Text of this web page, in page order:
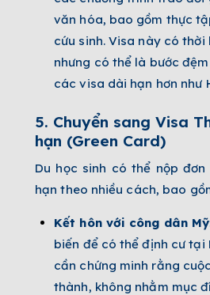
văn hóa, bao gồm thực
cứu sinh. Visa này có thời
nhưng có thể là bước
các visa dài hạn hơn như
5. Chuyển sang Visa
hạn (Green Card)
Du học sinh có thể nộp
hạn theo nhiều cách, bao
Kết hôn với công dân Mỹ
biến để có thể định cư tại
cần chứng minh rằng
thành, không nhằm mục